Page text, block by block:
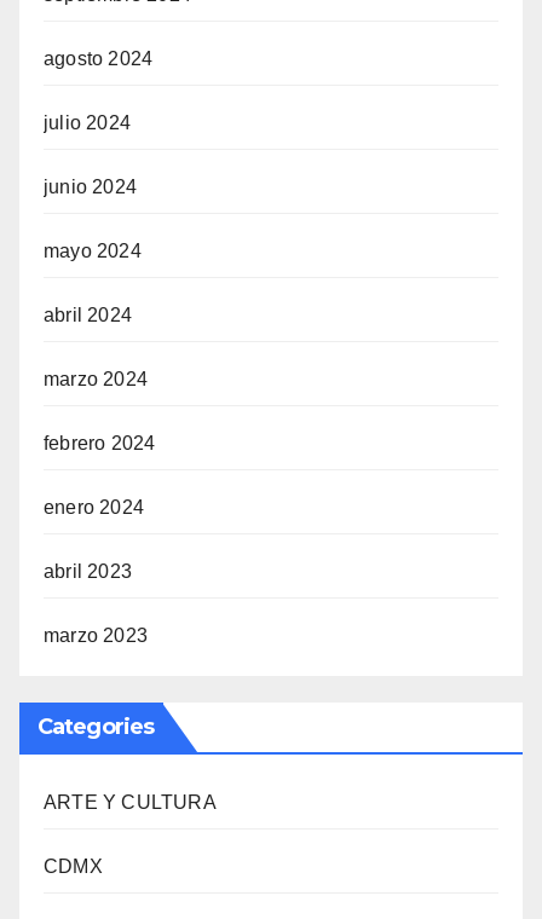
agosto 2024
julio 2024
junio 2024
mayo 2024
abril 2024
marzo 2024
febrero 2024
enero 2024
abril 2023
marzo 2023
Categories
ARTE Y CULTURA
CDMX